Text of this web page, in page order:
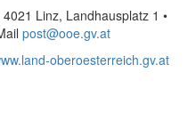
Linz, Landhausplatz 1 •
post@ooe.gv.at
oberoesterreich.gv.at